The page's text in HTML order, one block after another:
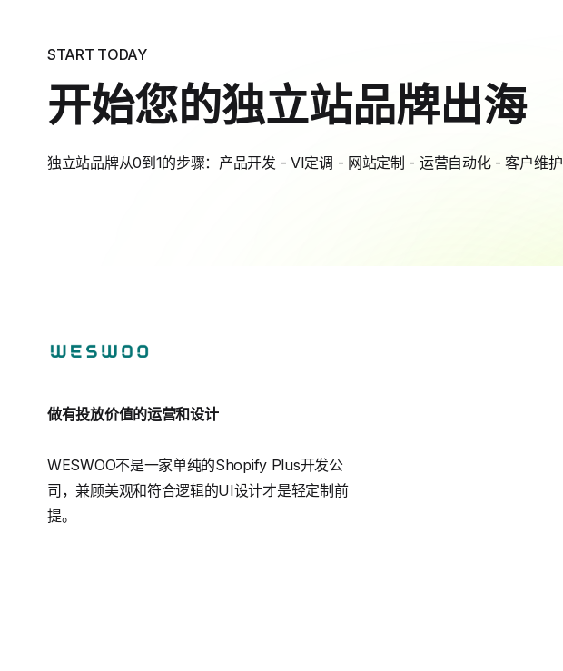
START TODAY
开始您的独立站品牌出海
独立站品牌从0到1的步骤：产品开发 - VI定调 - 网站定制 - 运营自动化 - 客户维护
做有投放价值的运营和设计
WESWOO不是一家单纯的Shopify Plus开发公
司，兼顾美观和符合逻辑的UI设计才是轻定制前
提。